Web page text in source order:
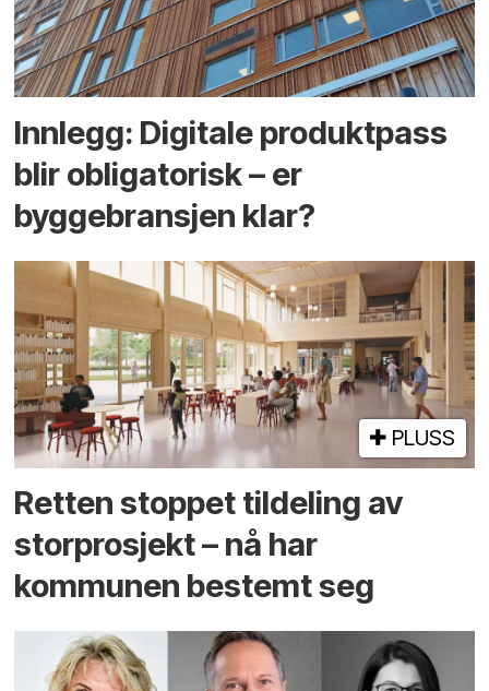
Innlegg: Digitale produktpass
blir obligatorisk – er
byggebransjen klar?
PLUSS
Retten stoppet tildeling av
storprosjekt – nå har
kommunen bestemt seg